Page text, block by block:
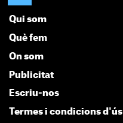
Qui som
Què fem
On som
Publicitat
Escriu-nos
Termes i condicions d'ús